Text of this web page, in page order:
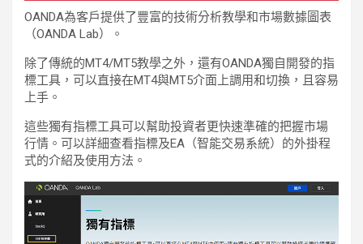
OANDA為客戶提供了豐富的技術分析教學和市場數據圖表
（OANDA Lab）。
除了傳統的MT4/MT5教學之外，還有OANDA獨自開發的指
標工具，可以直接在MT4與MT5介面上調用和切換，且容易
上手。
這些獨有指標工具可以幫助投資者更快速準確的把握市場
行情。可以詳細查看指標及EA（智能交易系統）的外掛程
式的介紹及使用方法。